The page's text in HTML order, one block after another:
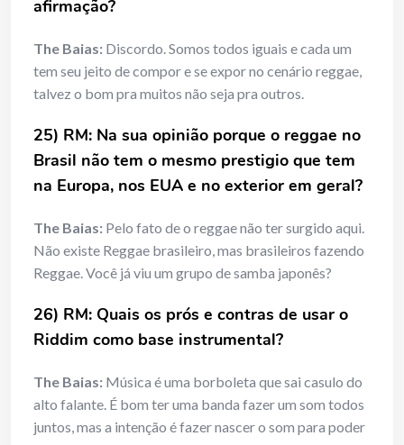
afirmação?
The Baias: Discordo. Somos todos iguais e cada um
tem seu jeito de compor e se expor no cenário reggae,
talvez o bom pra muitos não seja pra outros.
25) RM: Na sua opinião porque o reggae no
Brasil não tem o mesmo prestigio que tem
na Europa, nos EUA e no exterior em geral?
The Baias: Pelo fato de o reggae não ter surgido aqui.
Não existe Reggae brasileiro, mas brasileiros fazendo
Reggae. Você já viu um grupo de samba japonês?
26) RM: Quais os prós e contras de usar o
Riddim como base instrumental?
The Baias: Música é uma borboleta que sai casulo do
alto falante. É bom ter uma banda fazer um som todos
juntos, mas a intenção é fazer nascer o som para poder